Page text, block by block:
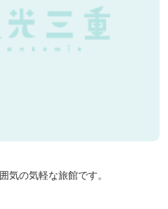
気の気軽な旅館です。